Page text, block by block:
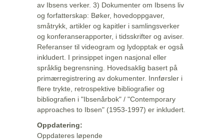
av Ibsens verker. 3) Dokumenter om Ibsens liv
og forfatterskap: Bøker, hovedoppgaver,
småtrykk, artikler og kapitler i samlingsverker
og konferanserapporter, i tidsskrifter og aviser.
Referanser til videogram og lydopptak er også
inkludert. I prinsippet ingen nasjonal eller
språklig begrensning. Hovedsaklig basert på
primærregistrering av dokumenter. Innførsler i
flere trykte, retrospektive bibliografier og
bibliografien i "Ibsenårbok" / "Contemporary
approaches to Ibsen" (1953-1997) er inkludert.
Oppdatering:
Oppdateres løpende